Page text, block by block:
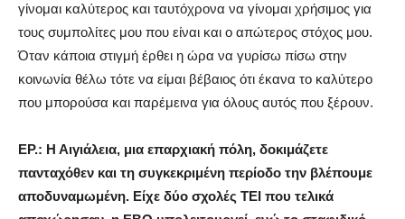
γίνομαι καλύτερος και ταυτόχρονα να γίνομαι χρήσιμος για
τους συμπολίτες μου που είναι και ο απώτερος στόχος μου.
Όταν κάποια στιγμή έρθει η ώρα να γυρίσω πίσω στην
κοινωνία θέλω τότε να είμαι βέβαιος ότι έκανα το καλύτερο
που μπορούσα και παρέμεινα για όλους αυτός που ξέρουν.
ΕΡ.: Η Αιγιάλεια, μια επαρχιακή πόλη, δοκιμάζετε
πανταχόθεν και τη συγκεκριμένη περίοδο την βλέπουμε
αποδυναμωμένη. Είχε δύο σχολές ΤΕΙ που τελικά